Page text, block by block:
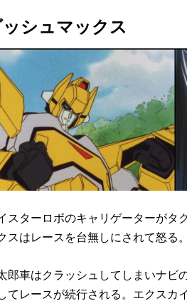
シュマックス
スターロボのキャリゲーターがタ
スはレースを台無しにされて怒る
郎車はクラッシュしてしまいナビ
てレースが続行される。エクスカ